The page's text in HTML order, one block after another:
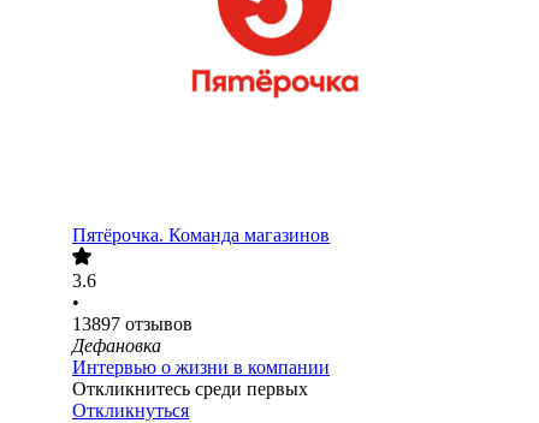
Пятёрочка. Команда магазинов
3.6
•
13897 отзывов
Дефановка
Интервью о жизни в компании
Откликнитесь среди первых
Откликнуться